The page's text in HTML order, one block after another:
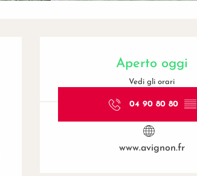
Orari e contatti
Aperto oggi
Vedi gli orari
04 90 80 80 ▒▒
www.avignon.fr